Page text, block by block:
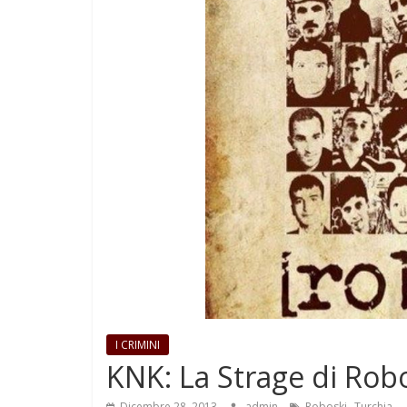
I CRIMINI
KNK: La Strage di